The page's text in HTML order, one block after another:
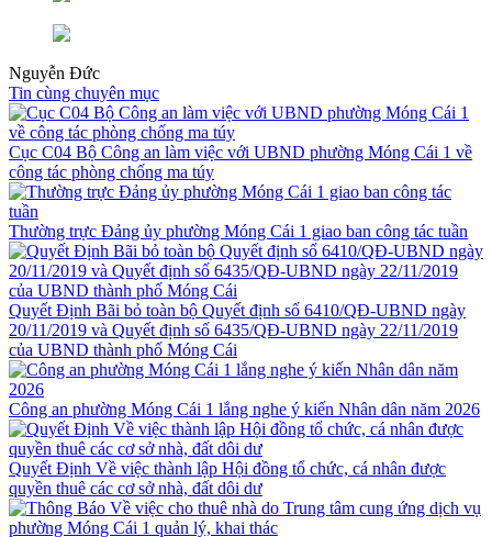
Nguyễn Đức
Tin cùng chuyên mục
Cục C04 Bộ Công an làm việc với UBND phường Móng Cái 1 về
công tác phòng chống ma túy
Thường trực Đảng ủy phường Móng Cái 1 giao ban công tác tuần
Quyết Định Bãi bỏ toàn bộ Quyết định số 6410/QĐ-UBND ngày
20/11/2019 và Quyết định số 6435/QĐ-UBND ngày 22/11/2019
của UBND thành phố Móng Cái
Công an phường Móng Cái 1 lắng nghe ý kiến Nhân dân năm 2026
Quyết Định Về việc thành lập Hội đồng tổ chức, cá nhân được
quyền thuê các cơ sở nhà, đất dôi dư